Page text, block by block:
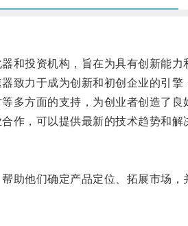
投资机构，旨在为具有创新能力
力于成为创新和初创企业的引擎
方面的支持，为创业者创造了良
，可以提供最新的技术趋势和解
他们确定产品定位、拓展市场，